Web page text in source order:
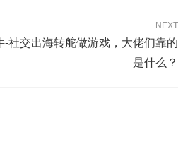
NEXT
-社交出海转舵做游戏，大佬们靠的
是什么？